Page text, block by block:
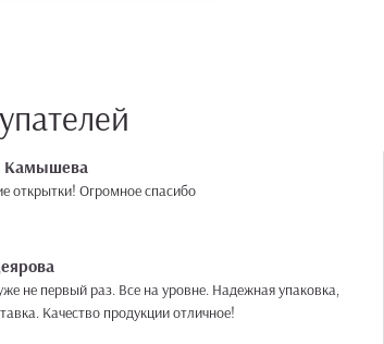
Камышева
открытки! Огромное спасибо
не первый раз. Все на уровне. Надежная упаковка,
Качество продукции отличное!